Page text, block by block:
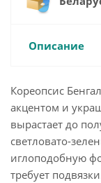
Описание
Кореопсис
акцентом и
вырастает до
светловато-
иглоподобную
требует